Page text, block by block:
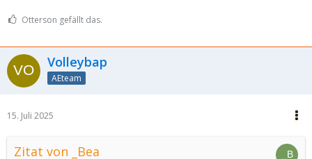
Otterson gefällt das.
Volleybap
AEteam
15. Juli 2025
Zitat von _Bea